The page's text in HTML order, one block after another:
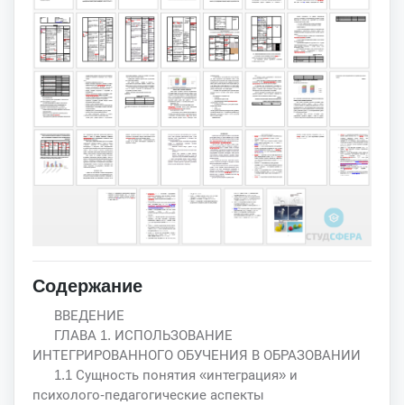
Содержание
ВВЕДЕНИЕ
ГЛАВА 1. ИСПОЛЬЗОВАНИЕ
ИНТЕГРИРОВАННОГО ОБУЧЕНИЯ В ОБРАЗОВАНИИ
1.1 Сущность понятия «интеграция» и
психолого-педагогические аспекты